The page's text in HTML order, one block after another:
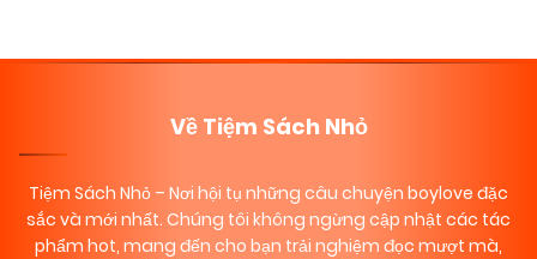
Về Tiệm Sách Nhỏ
Tiệm Sách Nhỏ – Nơi hội tụ những câu chuyện boylove đặc
sắc và mới nhất. Chúng tôi không ngừng cập nhật các tác
phẩm hot, mang đến cho bạn trải nghiệm đọc mượt mà,